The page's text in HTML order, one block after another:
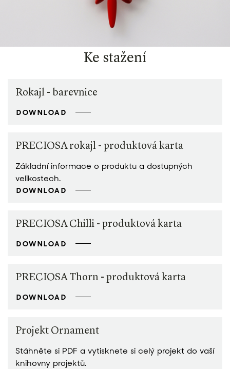
Ke stažení
Rokajl - barevnice
DOWNLOAD
PRECIOSA rokajl - produktová karta
Základní informace o produktu a dostupných
velikostech.
DOWNLOAD
PRECIOSA Chilli - produktová karta
DOWNLOAD
PRECIOSA Thorn - produktová karta
DOWNLOAD
Projekt Ornament
Stáhněte si PDF a vytisknete si celý projekt do vaší
knihovny projektů.